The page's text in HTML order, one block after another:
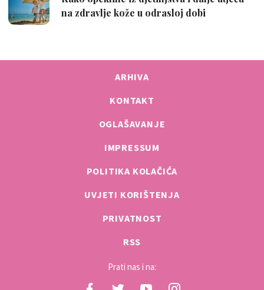
ARHIVA
KONTAKT
OGLAŠAVANJE
IMPRESSUM
POLITIKA KOLAČIĆA
UVJETI KORIŠTENJA
PRIVATNOST
RSS
Prati nas i na: